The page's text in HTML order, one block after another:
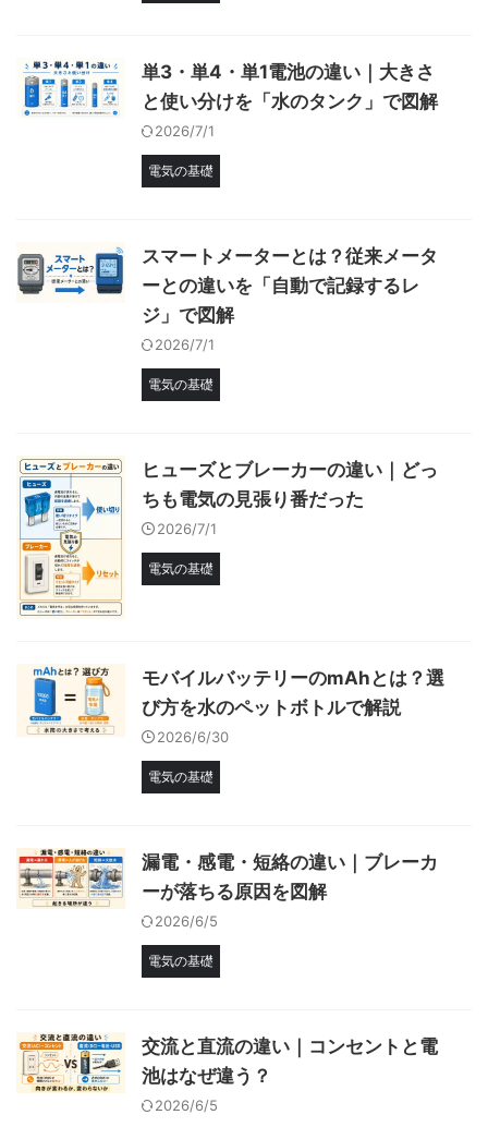
単3・単4・単1電池の違い｜大きさ
と使い分けを「水のタンク」で図解
2026/7/1
電気の基礎
スマートメーターとは？従来メータ
ーとの違いを「自動で記録するレ
ジ」で図解
2026/7/1
電気の基礎
ヒューズとブレーカーの違い｜どっ
ちも電気の見張り番だった
2026/7/1
電気の基礎
モバイルバッテリーのmAhとは？選
び方を水のペットボトルで解説
2026/6/30
電気の基礎
漏電・感電・短絡の違い｜ブレーカ
ーが落ちる原因を図解
2026/6/5
電気の基礎
交流と直流の違い｜コンセントと電
池はなぜ違う？
2026/6/5